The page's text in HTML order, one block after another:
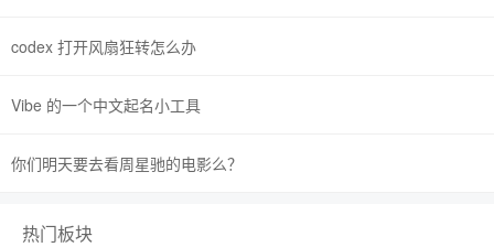
codex 打开风扇狂转怎么办
Vibe 的一个中文起名小工具
你们明天要去看周星驰的电影么？
热门板块